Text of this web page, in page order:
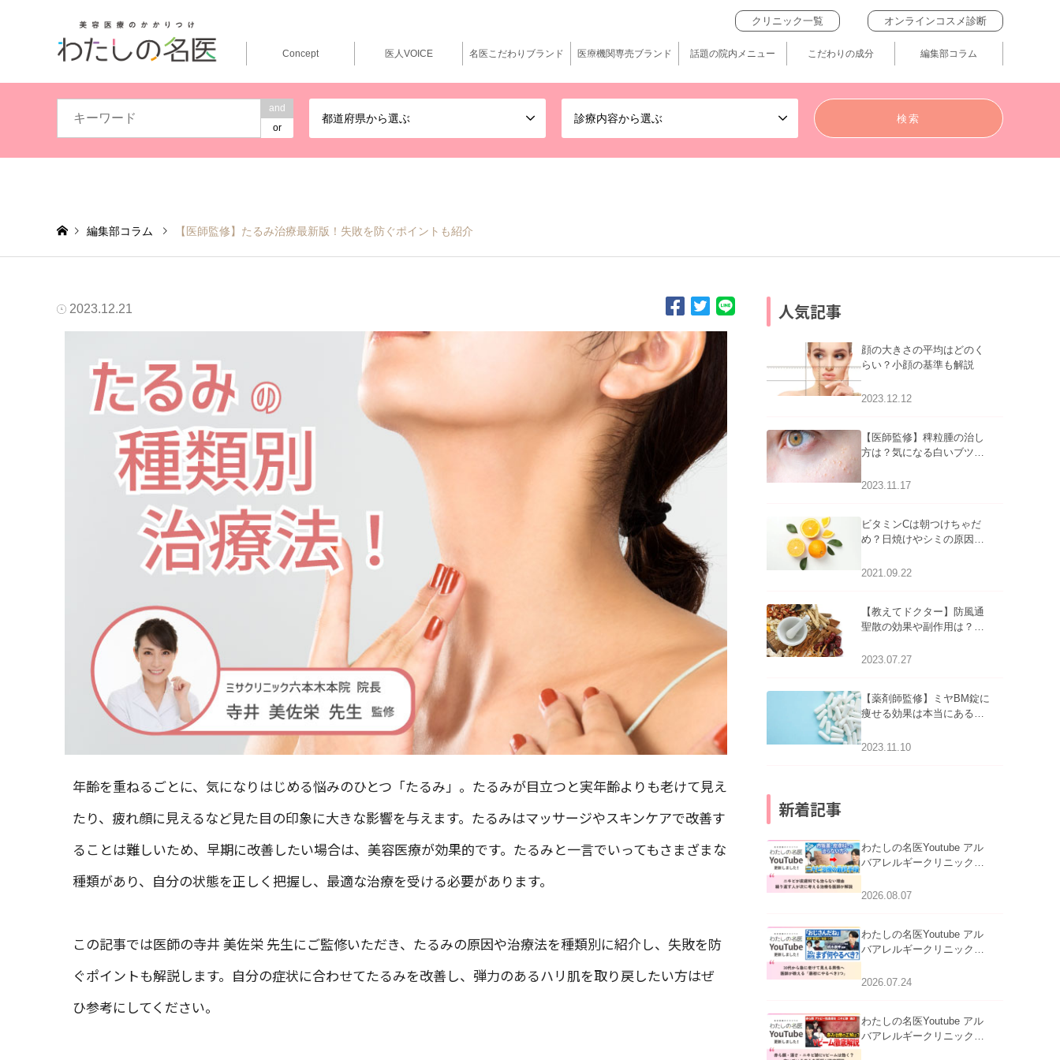
and
or
都道府県から選ぶ 診療内容から選ぶ
クリニック一覧 オンラインコスメ診断
Concept 医人VOICE 名医こだわりブランド 医療機関専売ブランド 話題の院内メニュー こだわりの成分 編集部コラム
編集部コラム 【医師監修】たるみ治療最新版！失敗を防ぐポイントも紹介
2023.12.21
年齢を重ねるごとに、気になりはじめる悩みのひとつ「たるみ」。たるみが目立つと実年齢よりも老けて見え
たり、疲れ顔に見えるなど見た目の印象に大きな影響を与えます。たるみはマッサージやスキンケアで改善す
ることは難しいため、早期に改善したい場合は、美容医療が効果的です。たるみと一言でいってもさまざまな
種類があり、自分の状態を正しく把握し、最適な治療を受ける必要があります。
この記事では医師の寺井 美佐栄 先生にご監修いただき、たるみの原因や治療法を種類別に紹介し、失敗を防
ぐポイントも解説します。自分の症状に合わせてたるみを改善し、弾力のあるハリ肌を取り戻したい方はぜ
ひ参考にしてください。
人気記事
顔の大きさの平均はどのく
らい？小顔の基準も解説
2023.12.12
【医師監修】稗粒腫の治し
方は？気になる白いブツブ
アについて
2023.11.17
ビタミンCは朝つけちゃだ
め？日焼けやシミの原因に
2021.09.22
【教えてドクター】防風通
聖散の効果や副作用は？長
2023.07.27
【薬剤師監修】ミヤBM錠に
痩せる効果は本当にある
2023.11.10
新着記事
わたしの名医Youtube アル
バアレルギークリニック札
らない理由｜繰り返す人が
2026.08.07
わたしの名医Youtube アル
バアレルギークリニック札
える男性へ｜医師が教える
2026.07.24
わたしの名医Youtube アル
バアレルギークリニック札